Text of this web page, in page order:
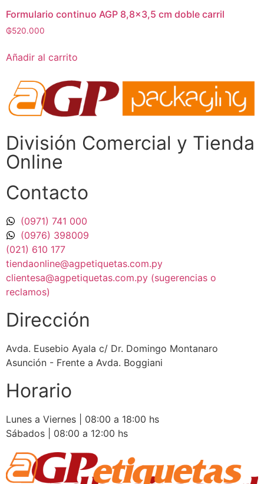
Formulario continuo AGP 8,8×3,5 cm doble carril
₲520.000
Añadir al carrito
División Comercial​ y Tienda
Online
Contacto
(0971) 741 000
(0976) 398009
(021) 610 177
tiendaonline@agpetiquetas.com.py
clientesa@agpetiquetas.com.py (sugerencias o
reclamos)
Dirección
Avda. Eusebio Ayala c/ Dr. Domingo Montanaro
Asunción - Frente a Avda. Boggiani
Horario
Lunes a Viernes | 08:00 a 18:00 hs
Sábados | 08:00 a 12:00 hs